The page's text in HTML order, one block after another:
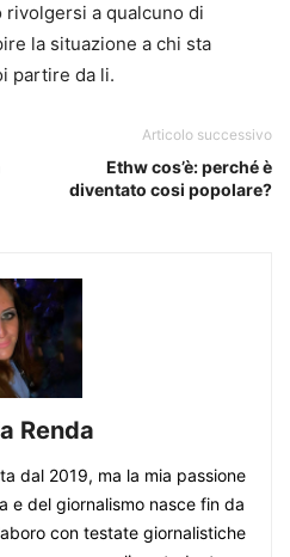
a qualcuno di
la situazione a chi sta
partire da li.
Articolo successivo
Ethw cos’è: perché è
diventato cosi popolare?
Renda
dal 2019, ma la mia passione
e del giornalismo nasce fin da
con testate giornalistiche